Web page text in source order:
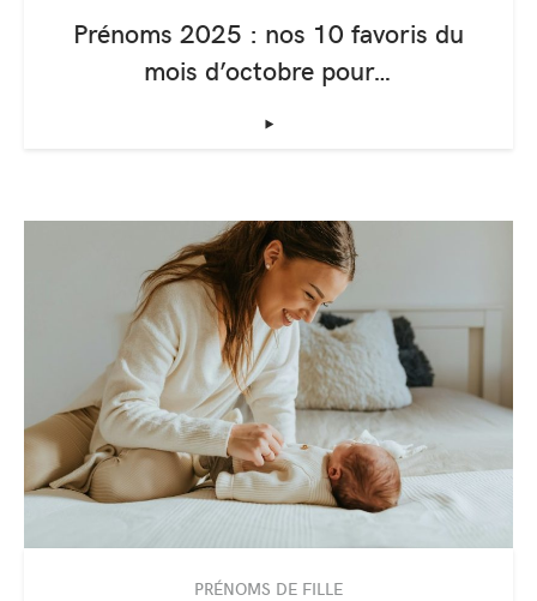
Prénoms 2025 : nos 10 favoris du
mois d’octobre pour…
‣
PRÉNOMS DE FILLE